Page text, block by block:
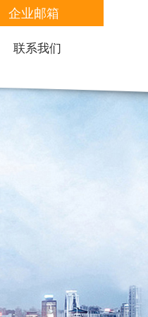
企业邮箱
联系我们